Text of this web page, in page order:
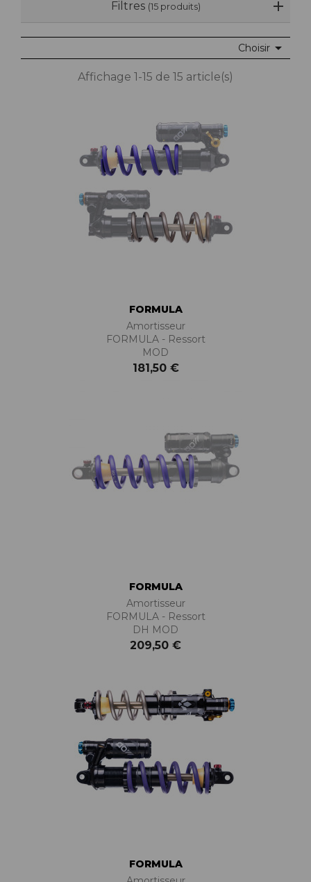
Filtres (15 produits)
Choisir 
Affichage 1-15 de 15 article(s)
FORMULA
Amortisseur
FORMULA - Ressort
MOD
181,50 €
FORMULA
Amortisseur
FORMULA - Ressort
DH MOD
209,50 €
FORMULA